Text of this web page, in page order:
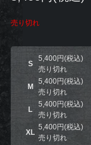
売り切れ
S
5,400円(税込)
売り切れ
M
5,400円(税込)
売り切れ
L
5,400円(税込)
売り切れ
XL
5,400円(税込)
売り切れ